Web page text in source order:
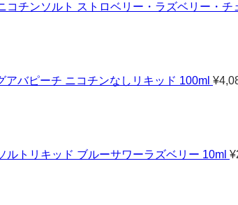
コチンソルト ストロベリー・ラズベリー・チ
アバピーチ ニコチンなしリキッド 100ml ¥
ルトリキッド ブルーサワーラズベリー 10ml ¥